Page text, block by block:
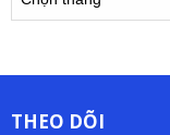
trữ
THEO DÕI